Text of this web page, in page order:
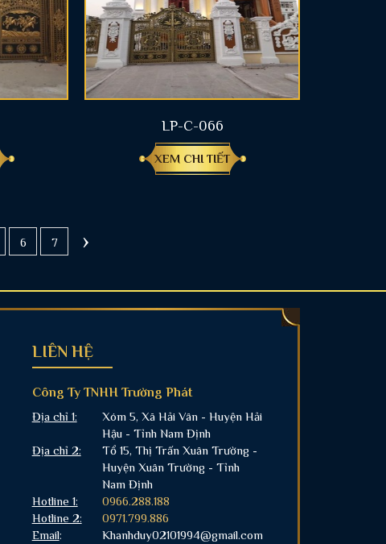
LP-C-066
XEM CHI TIẾT
6 7 ›
LIÊN HỆ
Công Ty TNHH Trường Phát
Địa chỉ 1:
Xóm 5, Xã Hải Vân - Huyện Hải
Hậu - Tỉnh Nam Định
Địa chỉ 2:
Tổ 15, Thị Trấn Xuân Trường -
Huyện Xuân Trường - Tỉnh
Nam Định
Hotline 1:
0966.288.188
Hotline 2:
0971.799.886
Email: Khanhduy02101994@gmail.com